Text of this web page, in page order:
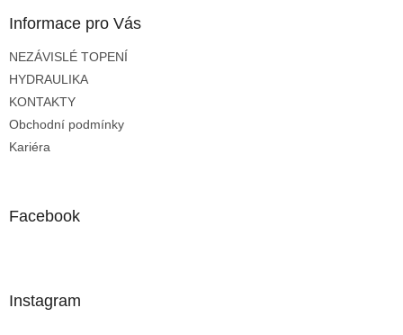
Informace pro Vás
NEZÁVISLÉ TOPENÍ
HYDRAULIKA
KONTAKTY
Obchodní podmínky
Kariéra
Facebook
Instagram